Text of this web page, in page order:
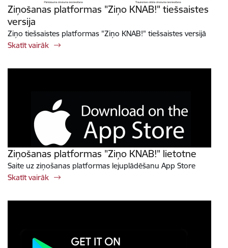
Ziņošanas platformas "Ziņo KNAB!" tiešsaistes
versija
Ziņo tiešsaistes platformas "Ziņo KNAB!" tiešsaistes versijā
Skatīt vairāk
Ziņošanas platformas "Ziņo KNAB!" lietotne
Saite uz ziņošanas platformas lejuplādēšanu App Store
Skatīt vairāk